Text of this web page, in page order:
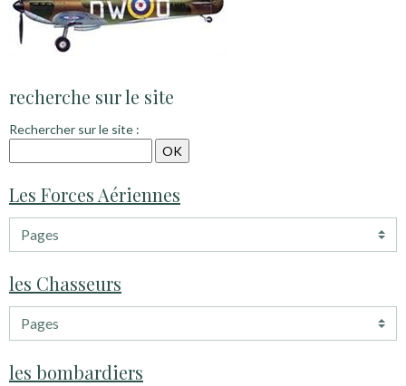
recherche sur le site
Rechercher sur le site :
Les Forces Aériennes
les Chasseurs
les bombardiers